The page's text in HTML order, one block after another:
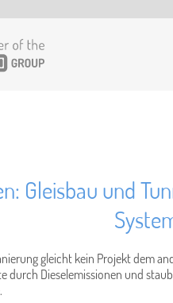
Gleisbau und
gleicht kein Projekt dem
durch Dieselemissionen und